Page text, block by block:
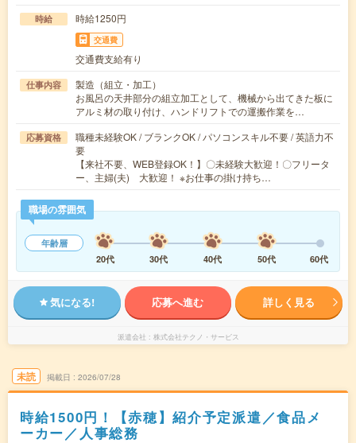
時給 時給1250円
交通費
交通費支給有り
仕事内容
製造（組立・加工）
お風呂の天井部分の組立加工として、機械から出てきた板に
アルミ材の取り付け、ハンドリフトでの運搬作業を…
応募資格
職種未経験OK / ブランクOK / パソコンスキル不要 / 英語力不
要
【来社不要、WEB登録OK！】〇未経験大歓迎！〇フリータ
ー、主婦(夫) 大歓迎！ ※お仕事の掛け持ち…
職場の雰囲気
年齢層
20代
30代 40代 50代 60代
気になる! 応募へ進む 詳しく見る
派遣会社 株式会社テクノ・サービス
未読 掲載日 2026/07/28
時給1500円！【赤穂】紹介予定派遣／食品メ
ーカー／人事総務